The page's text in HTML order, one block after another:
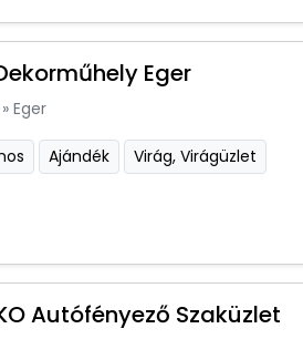
Eger
» Eger
Ajándék Virág, Virágüzlet
Autófényező Szaküzlet